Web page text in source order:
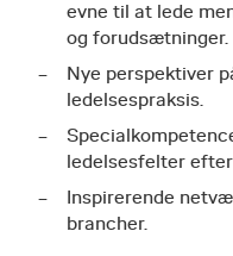
evne til at lede
og forudsætninger.
Nye perspektiver
ledelsespraksis.
ledelsesfelter
Inspirerende
brancher.